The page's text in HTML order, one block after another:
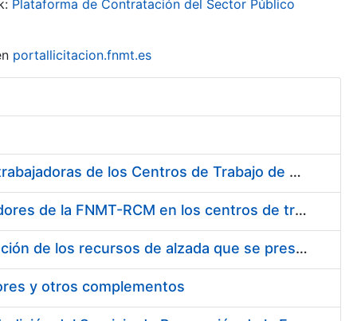
Plataforma de Contratación del Sector Público
portallicitacion.fnmt.es
Suministro de Protectores Auditivos a medida para las personas trabajadoras de los Centros de Trabajo de Madrid y Burgos
Suministro de gafas graduadas antiproyecciones para los trabajadores de la FNMT-RCM en los centros de trabajo de Madrid y Burgos
Servicios de una empresa externa para el asesoramiento y resolución de los recursos de alzada que se presentan relacionados con procesos de selección para la FNMT-RCM
y otros complementos